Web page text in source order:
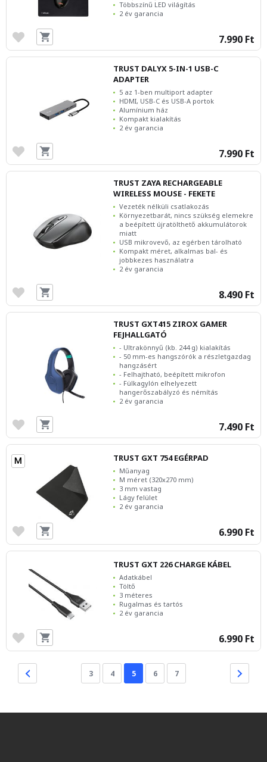
Többszínű LED világítás
2 év garancia
7.990 Ft
TRUST DALYX 5-IN-1 USB-C
ADAPTER
5 az 1-ben multiport adapter
HDMI, USB-C és USB-A portok
Alumínium ház
Kompakt kialakítás
2 év garancia
7.990 Ft
TRUST ZAYA RECHARGEABLE
WIRELESS MOUSE - FEKETE
Vezeték nélküli csatlakozás
Környezetbarát, nincs szükség elemekre
a beépített újratölthető akkumulátorok
miatt
USB mikrovevő, az egérben tárolható
Kompakt méret, alkalmas bal- és
jobbkezes használatra
2 év garancia
8.490 Ft
TRUST GXT415 ZIROX GAMER
FEJHALLGATÓ
- Ultrakönnyű (kb. 244 g) kialakítás
- 50 mm-es hangszórók a részletgazdag
hangzásért
- Felhajtható, beépített mikrofon
- Fülkagylón elhelyezett
hangerőszabályzó és némítás
2 év garancia
7.490 Ft
TRUST GXT 754 EGÉRPAD
Műanyag
M méret (320x270 mm)
3 mm vastag
Lágy felület
2 év garancia
6.990 Ft
TRUST GXT 226 CHARGE KÁBEL
Adatkábel
Töltő
3 méteres
Rugalmas és tartós
2 év garancia
6.990 Ft
3 4 5 6 7